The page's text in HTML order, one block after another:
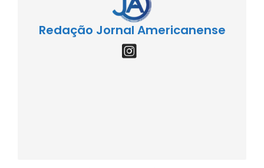
Redação Jornal Americanense